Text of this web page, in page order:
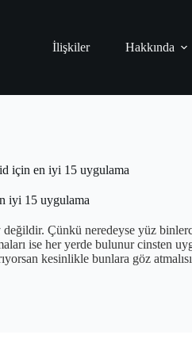
İlişkiler Hakkında
için en iyi 15 uygulama
iyi 15 uygulama
Çünkü neredeyse yüz
ise her yerde bulunur cinsten
kesinlikle bunlara göz